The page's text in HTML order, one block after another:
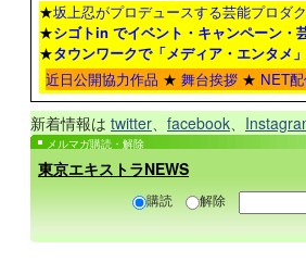
★坂上忍がプロデュースする芸能プロダ
★シゴトin でイベント・キャンペーン・
★タウンワークで「メディア・エンタメ
近日公開協力作品 ★ 舞台挨拶 ★ NET
新着情報は twitter、 facebook、
メルマガ購読・解除
東京エキストラNEWS
購読 解除